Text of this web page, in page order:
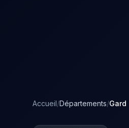
Accueil/Départements/Gard